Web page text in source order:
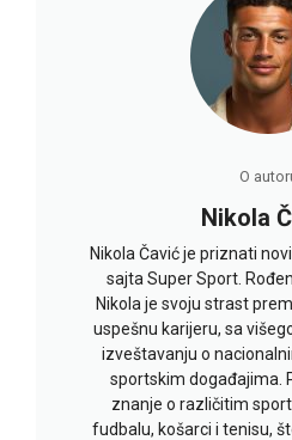
O
Nikola
Nikola Čavić je priznati
sajta Super Sport.
Nikola je svoju strast
uspešnu karijeru, sa
izveštavanju o
sportskim događajima.
znanje o različitim
fudbalu, košarci i tenisu,